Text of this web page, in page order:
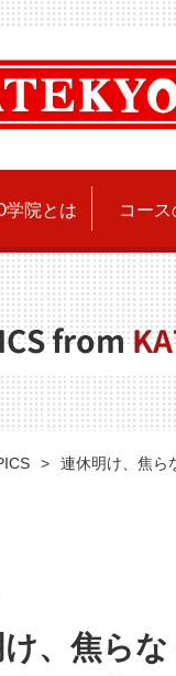
学院とは コー
from
連休明け、焦ら
、焦ら